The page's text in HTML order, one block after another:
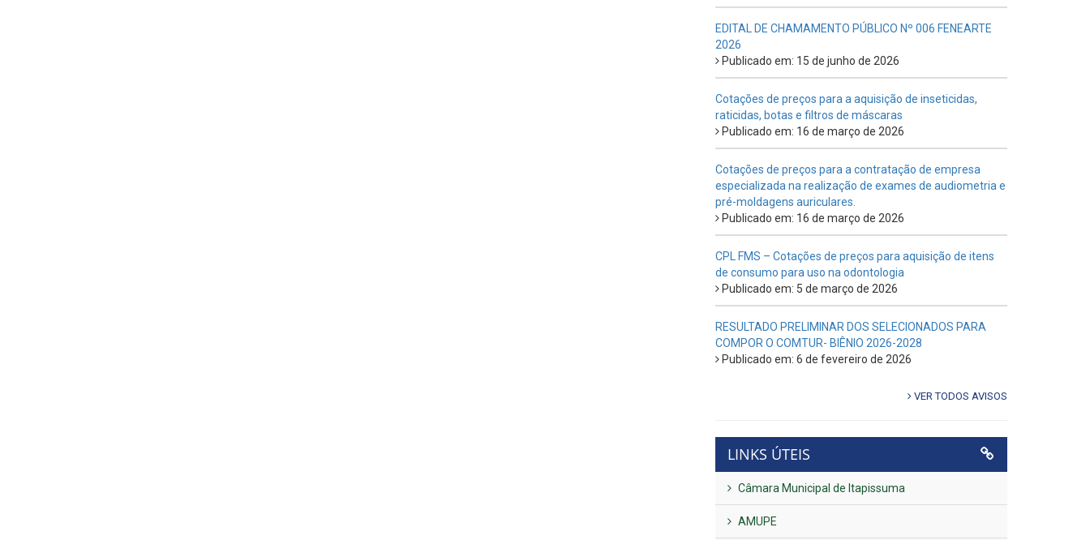
EDITAL DE CHAMAMENTO PÚBLICO Nº 006 FENEARTE
2026
Publicado em: 15 de junho de 2026
Cotações de preços para a aquisição de inseticidas,
raticidas, botas e filtros de máscaras
Publicado em: 16 de março de 2026
Cotações de preços para a contratação de empresa
especializada na realização de exames de audiometria e
pré-moldagens auriculares.
Publicado em: 16 de março de 2026
CPL FMS – Cotações de preços para aquisição de itens
de consumo para uso na odontologia
Publicado em: 5 de março de 2026
RESULTADO PRELIMINAR DOS SELECIONADOS PARA
COMPOR O COMTUR- BIÊNIO 2026-2028
Publicado em: 6 de fevereiro de 2026
VER TODOS AVISOS
LINKS ÚTEIS
Câmara Municipal de Itapissuma
AMUPE